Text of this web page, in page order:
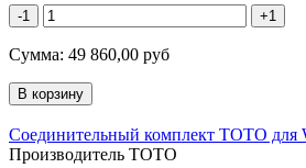
-1 +1
Сумма: 49 860,00 руб
Соединительный комплект TOTO для
Производитель TOTO